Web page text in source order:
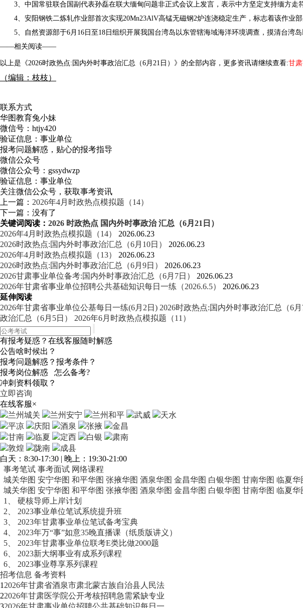
3、中国常驻联合国副代表孙磊在联大缅甸问题非正式会议上发言，表示中方坚定支持缅方走
4、安阳钢铁二炼轧作业部首次实现20Mn23AlV高锰无磁钢2炉连浇稳定生产，标志着该作业
5、自然资源部于6月16日至18日组织开展我国台湾岛以东管辖海域海洋环境调查，摸清台湾岛
——相关阅读——
以上是《2026时政热点:国内外时事政治汇总（6月21日）》的全部内容，更多资讯请继续查看:甘
（编辑：枝枝）
联系方式
华图教育兔小妹
微信号： htjy420
验证信息：事业单位
报考问题解惑，贴心的报考指导
微信公众号
微信公众号： gssydwzp
验证信息：事业单位
关注微信公众号，获取事考资讯
上一篇： 2026年4月时政热点模拟题（14）
下一篇：没有了
关键词阅读： 2026 时政热点 国内外时事政治 汇总（6月21日）
2026年4月时政热点模拟题（14） 2026.06.23
2026时政热点:国内外时事政治汇总（6月10日） 2026.06.23
2026年4月时政热点模拟题（13） 2026.06.23
2026时政热点:国内外时事政治汇总（6月9日） 2026.06.23
2026甘肃事业单位备考:国内外时事政治汇总（6月7日） 2026.06.23
2026年甘肃省事业单位招聘公共基础知识每日一练（2026.6.5） 2026.06.23
延伸阅读
2026年甘肃省事业单位公基每日一练(6月2日) 2026时政热点:国内外时事政治汇总（6月
政治汇总（6月5日）
2026年6月时政热点模拟题（11）
有报考疑惑？在线客服随时解惑
公告啥时候出？
报考问题解惑？报考条件？
报考岗位解惑 怎么备考?
冲刺资料领取？
立即咨询
在线客服×
兰州城关
兰州安宁 兰州和平 武威
天水
平凉
庆阳 酒泉 张掖
金昌
甘南
临夏 定西 白银
肃南
敦煌
陇南
成县
白天：8:30-17:30 | 晚上：19:30-21:00
事考笔试 事考面试 网络课程
城关华图 安宁华图 和平华图 张掖华图 酒泉华图 金昌华图 白银华图 甘南华图 临夏华
城关华图 安宁华图 和平华图 张掖华图 酒泉华图 金昌华图 白银华图 甘南华图 临夏华
1、
硬核导师上岸计划
2、
2023事业单位笔试系统提升班
3、
2023年甘肃事业单位笔试备考宝典
4、
2023年万“事”如意35晚直播课（纸质版讲义）
5、
2023年甘肃事业单位联考E类比做2000题
6、
2023新大纲事业有成系列课程
6、
2023事业尊享系列课程
招考信息 备考资料
1 2026年甘肃省酒泉市肃北蒙古族自治县人民法
22026年甘肃医学院公开考核招聘急需紧缺专业
32026年甘肃事业单位招聘公共基础知识每日一